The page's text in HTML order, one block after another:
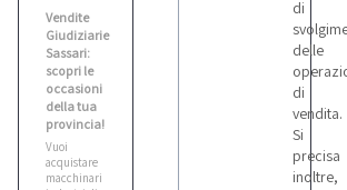
Vendite
Giudiziarie
Sassari:
scopri le
occasioni
della tua
provincia!
Vuoi
acquistare
macchinari
di
delle
di
vendita.
Si
precisa
inoltre,